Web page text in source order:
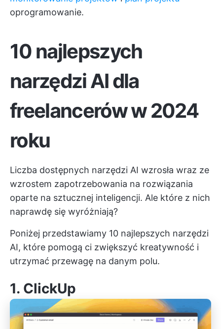
oprogramowanie.
10 najlepszych
narzędzi AI dla
freelancerów w 2024
roku
Liczba dostępnych narzędzi AI wzrosła wraz ze
wzrostem zapotrzebowania na rozwiązania
oparte na sztucznej inteligencji. Ale które z nich
naprawdę się wyróżniają?
Poniżej przedstawiamy 10 najlepszych narzędzi
AI, które pomogą ci zwiększyć kreatywność i
utrzymać przewagę na danym polu.
1. ClickUp